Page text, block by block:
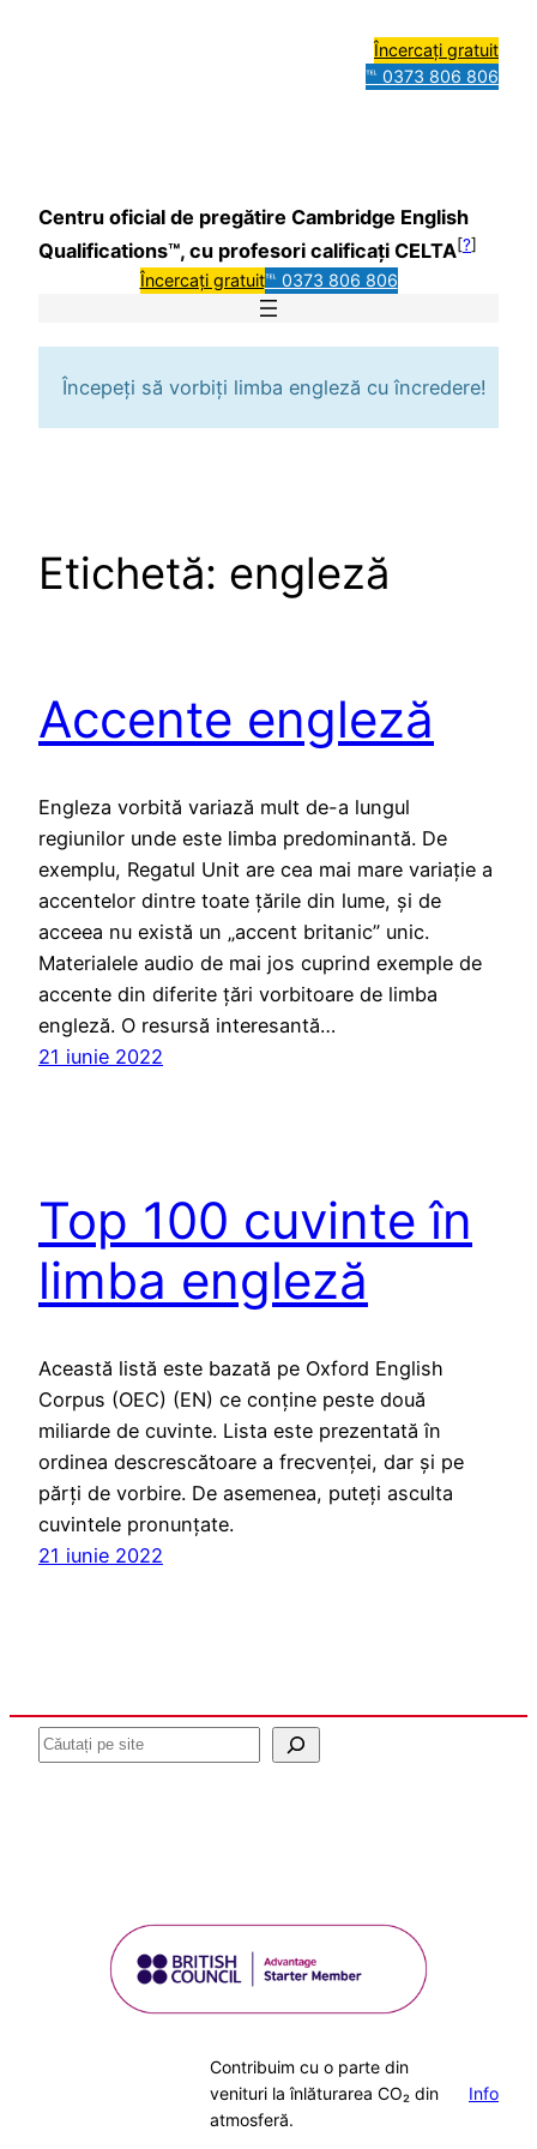
Încercați gratuit
℡ 0373 806 806
Centru oficial de pregătire Cambridge English
Qualifications™, cu profesori calificați CELTA[?]
Încercați gratuit℡ 0373 806 806
Începeți să vorbiți limba engleză cu încredere!
Etichetă: engleză
Accente engleză
Engleza vorbită variază mult de-a lungul
regiunilor unde este limba predominantă. De
exemplu, Regatul Unit are cea mai mare variație a
accentelor dintre toate țările din lume, și de
acceea nu există un „accent britanic” unic.
Materialele audio de mai jos cuprind exemple de
accente din diferite țări vorbitoare de limba
engleză. O resursă interesantă…
21 iunie 2022
Top 100 cuvinte în
limba engleză
Această listă este bazată pe Oxford English
Corpus (OEC) (EN) ce conține peste două
miliarde de cuvinte. Lista este prezentată în
ordinea descrescătoare a frecvenței, dar și pe
părți de vorbire. De asemenea, puteți asculta
cuvintele pronunțate.
21 iunie 2022
Caută
Contribuim cu o parte din
venituri la înlăturarea CO₂ din
atmosferă.
Info